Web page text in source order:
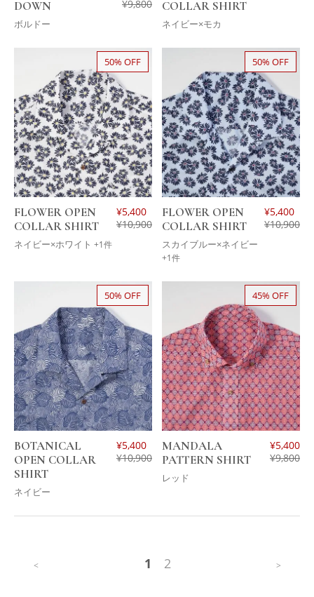
DOWN
ボルドー
¥9,800
COLLAR SHIRT
ネイビー×モカ
50% OFF
FLOWER OPEN
COLLAR SHIRT
ネイビー×ホワイト +1件
¥5,400
¥10,900
50% OFF
FLOWER OPEN
COLLAR SHIRT
スカイブルー×ネイビー
+1件
¥5,400
¥10,900
50% OFF
BOTANICAL
OPEN COLLAR
SHIRT
ネイビー
¥5,400
¥10,900
45% OFF
MANDALA
PATTERN SHIRT
レッド
¥5,400
¥9,800
< 1 2 >